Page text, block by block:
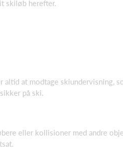
skiløb herefter.
at modtage skiundervisning,
på ski.
eller kollisioner med andre